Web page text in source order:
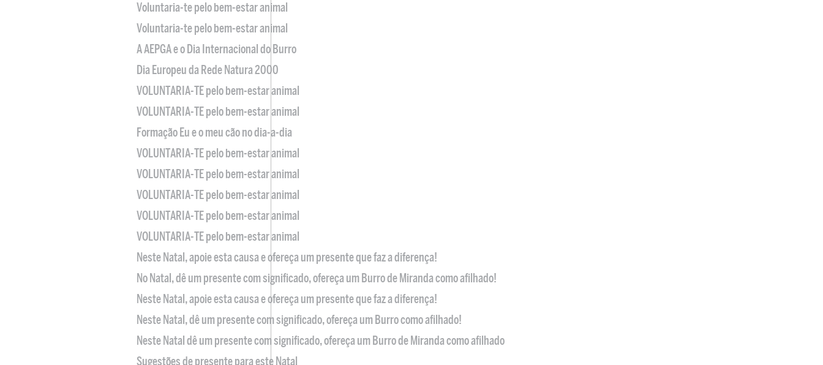
Voluntaria-te pelo bem-estar animal
Voluntaria-te pelo bem-estar animal
A AEPGA e o Dia Internacional do Burro
Dia Europeu da Rede Natura 2000
VOLUNTARIA-TE pelo bem-estar animal
VOLUNTARIA-TE pelo bem-estar animal
Formação Eu e o meu cão no dia-a-dia
VOLUNTARIA-TE pelo bem-estar animal
VOLUNTARIA-TE pelo bem-estar animal
VOLUNTARIA-TE pelo bem-estar animal
VOLUNTARIA-TE pelo bem-estar animal
VOLUNTARIA-TE pelo bem-estar animal
Neste Natal, apoie esta causa e ofereça um presente que faz a diferença!
No Natal, dê um presente com significado, ofereça um Burro de Miranda como afilhado!
Neste Natal, apoie esta causa e ofereça um presente que faz a diferença!
Neste Natal, dê um presente com significado, ofereça um Burro como afilhado!
Neste Natal dê um presente com significado, ofereça um Burro de Miranda como afilhado
Sugestões de presente para este Natal